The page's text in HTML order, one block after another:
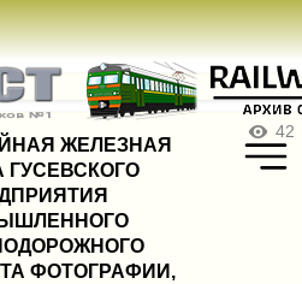
ЖЕЛЕЗНАЯ
ГУСЕВСКОГО
ФОТОГРАФИИ,
42